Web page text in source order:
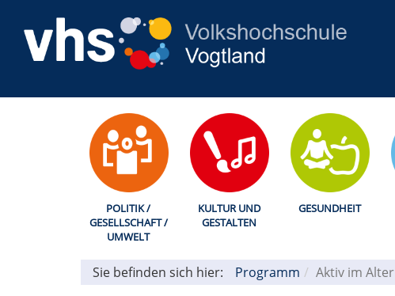
POLITIK /
GESELLSCHAFT /
UMWELT
KULTUR UND
GESTALTEN
GESUNDHEIT
Sie befinden sich hier: Programm Aktiv im Alter